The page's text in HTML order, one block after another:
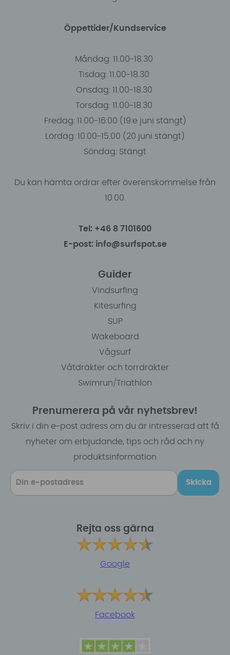
Öppettider/Kundservice
Måndag: 11.00-18.30
Tisdag: 11.00-18.30
Onsdag: 11.00-18.30
Torsdag: 11.00-18.30
Fredag: 11.00-16:00 (19:e juni stängt)
Lördag: 10.00-15.00 (20 juni stängt)
Söndag: Stängt
Du kan hämta ordrar efter överenskommelse från
10.00.
Tel: +46 8 7101600
E-post: info@surfspot.se
Guider
Vindsurfing
Kitesurfing
SUP
Wakeboard
Vågsurf
Våtdräkter och torrdräkter
Swimrun/Triathlon
Prenumerera på vår nyhetsbrev!
Skriv i din e-post adress om du är intresserad att få
nyheter om erbjudande, tips och råd och ny
produktsinformation
Skicka
Rejta oss gärna
Google
Facebook